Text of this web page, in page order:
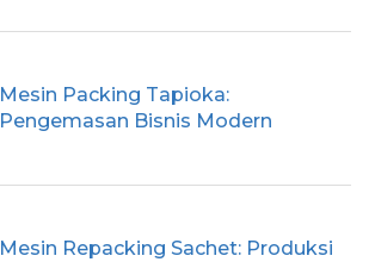
Mesin Packing Tapioka:
Pengemasan Bisnis Modern
Mesin Repacking Sachet: Produksi